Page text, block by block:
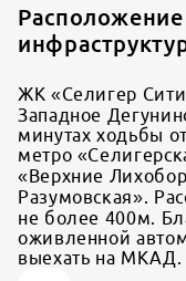
Расположение
ЖК «Селигер
Западное
минутах ходьбы
метро
«Верхние
Разумовская».
не более 400м.
оживленной
выехать на МКАД.